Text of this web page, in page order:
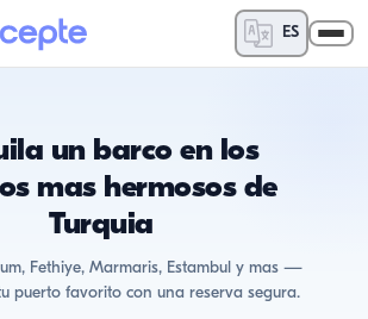
ES
un barco en los
mas hermosos de
Turquia
Fethiye, Marmaris, Estambul y mas —
puerto favorito con una reserva segura.